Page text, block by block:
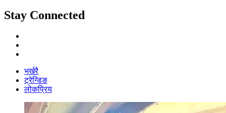
Stay Connected
भर्खरै
ट्रेन्डिङ
लोकप्रिय